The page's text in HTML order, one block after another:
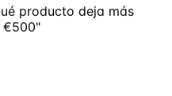
producto deja más
€500"